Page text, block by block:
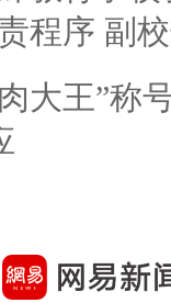
程序 副
大王”称